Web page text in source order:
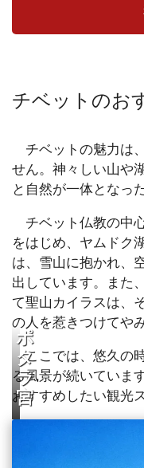
た。そして今まで
全て思い通りの素
チベットのお
チベットの魅力は
せん。神々しい山や
と自然が一体となっ
チベット仏教の中
をはじめ、ヤムドク
は、雪山に抱かれ、
出しています。また
て聖山カイラスは、
の人を惹きつけてや
ここでは、悠久の
る風景が続いていま
おすすめしたい観光
ポ
タ
ラ
宮